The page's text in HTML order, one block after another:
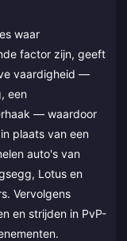
waar
factor zijn, geeft
vaardigheid —
een
— waardoor
plaats van een
auto's van
Lotus en
Vervolgens
en strijden in PvP-